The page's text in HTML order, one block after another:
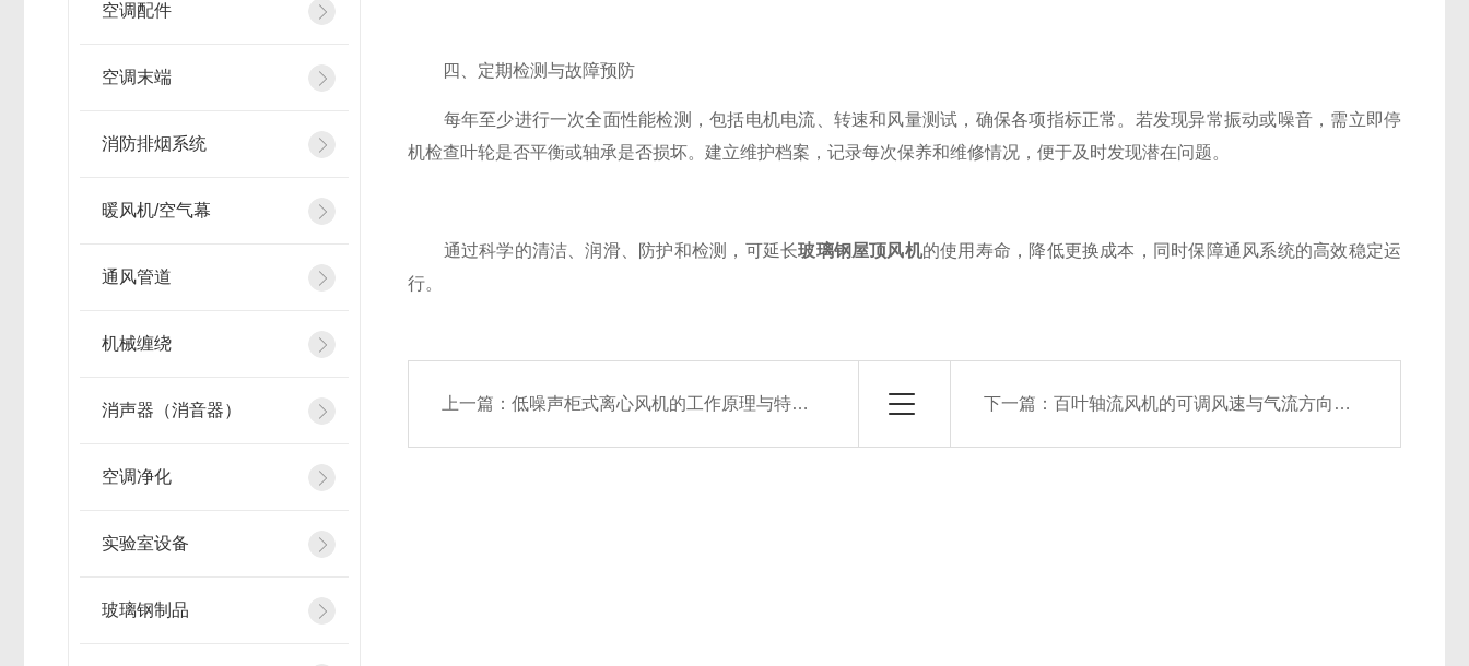
空调配件
空调末端
消防排烟系统
暖风机/空气幕
通风管道
机械缠绕
消声器（消音器）
空调净化
实验室设备
玻璃钢制品
​​四、定期检测与故障预防​​
每年至少进行一次全面性能检测，包括电机电流、转速和风量测试，确保各项指标正常。若发现异常振动或噪音，需立即停
机检查叶轮是否平衡或轴承是否损坏。建立维护档案，记录每次保养和维修情况，便于及时发现潜在问题。
通过科学的清洁、润滑、防护和检测，可延长玻璃钢屋顶风机的使用寿命，降低更换成本，同时保障通风系统的高效稳定运
行。
上一篇：低噪声柜式离心风机的工作原理与特点解析 下一篇： 百叶轴流风机的可调风速与气流方向介绍